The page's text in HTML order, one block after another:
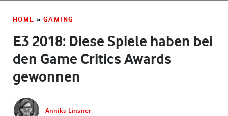
HOME » GAMING
E3 2018: Diese Spiele haben bei
den Game Critics Awards
gewonnen
Annika Linsner